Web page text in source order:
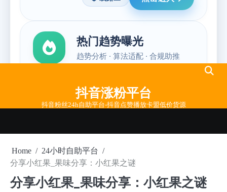
抖音涨粉平台
抖音粉丝24h自助平台-抖音点赞播放卡盟低价货源
Home
24小时自助平台
分享小红果_果味分享：小红果之谜
分享小红果_果味分享：小红果之谜